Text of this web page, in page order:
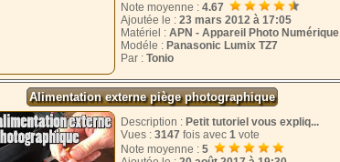
Note moyenne : 4.67
Ajoutée le : 23 mars 2012 à 17:05
Matériel : APN - Appareil Photo Numérique
Modéle : Panasonic Lumix TZ7
Par : Tonio
Alimentation externe piège photographique
Description : Petit tutoriel vous expliq...
Vues : 3147 fois avec 1 vote
Note moyenne : 5